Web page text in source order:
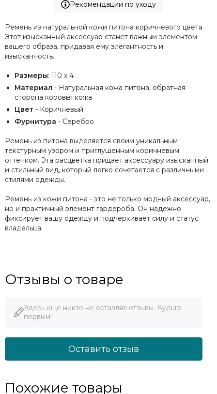
Рекомендации по уходу
Ремень из натуральной кожи питона коричневого цвета.
Этот изысканный аксессуар станет важным элементом
вашего образа, придавая ему элегантность и
изысканность.
Размеры: 110 х 4
Материал - Натуральная кожа питона, обратная
сторона коровья кожа
Цвет - Коричневый
Фурнитура - Серебро
Ремень из питона выделяется своим уникальным
текстурным узором и приглушенным коричневым
оттенком. Эта расцветка придает аксессуару изысканный
и стильный вид, который легко сочетается с различными
стилями одежды.
Ремень из кожи питона - это не только модный аксессуар,
но и практичный элемент гардероба. Он надежно
фиксирует вашу одежду и подчеркивает силу и статус
владельца.
Отзывы о товаре
Здесь еще никто не оставлял отзывы. Будьте
первым!
Оставить отзыв
Похожие товары